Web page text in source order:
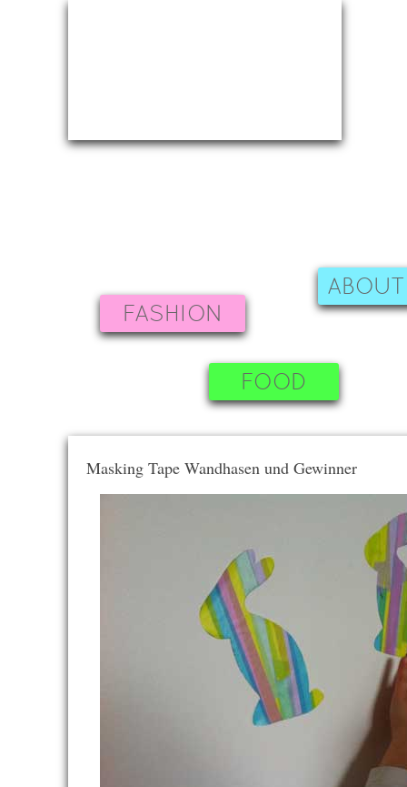
FASHION
FOOD
Masking Tape Wandhasen und Gewinner